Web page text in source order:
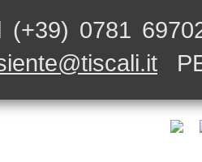
(+39) 0781